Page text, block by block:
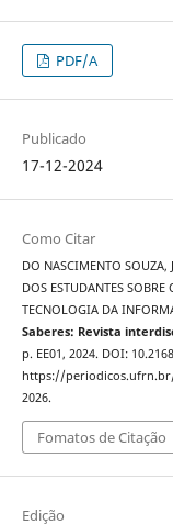
PDF/A
Publicado
17-12-2024
Como Citar
DO NASCIMENTO
DOS ESTUDANTES
TECNOLOGIA DA
Saberes: Revista
p. EE01, 2024. DOI:
https://periodicos.ufrn.br/
2026.
Fomatos de Citação
Edição